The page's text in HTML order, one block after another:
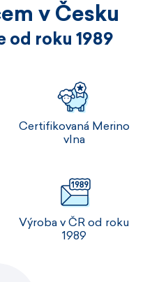
v Česku
od roku 1989
Certifikovaná Merino
vlna
Výroba v ČR od roku
1989